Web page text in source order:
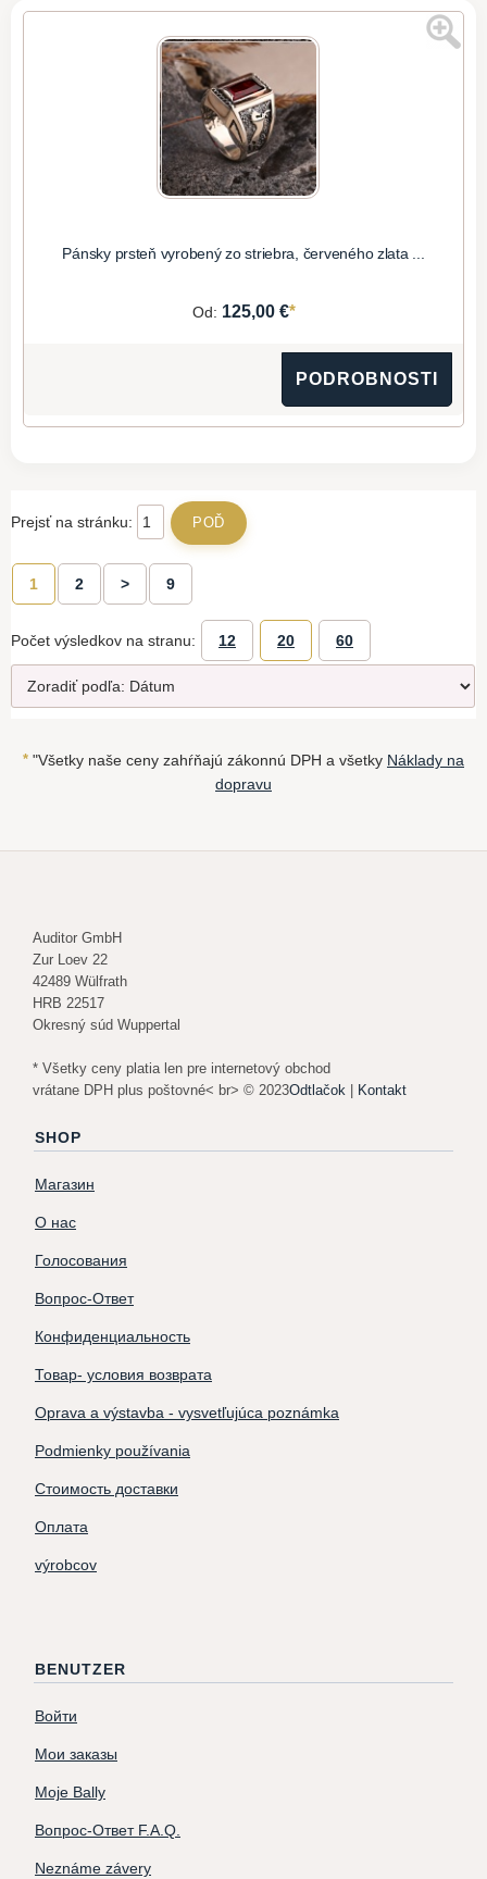
Pánsky prsteň vyrobený zo striebra, červeného zlata ...
Od: 125,00 €*
PODROBNOSTI
Prejsť na stránku:
1 2 > 9
Počet výsledkov na stranu: 12 20 60
* "Všetky naše ceny zahŕňajú zákonnú DPH a všetky Náklady na
dopravu
Auditor GmbH
Zur Loev 22
42489 Wülfrath
HRB 22517
Okresný súd Wuppertal
* Všetky ceny platia len pre internetový obchod
vrátane DPH plus poštovné< br> © 2023Odtlačok | Kontakt
SHOP
Магазин
О нас
Голосования
Вопрос-Ответ
Конфиденциальность
Товар- условия возврата
Oprava a výstavba - vysvetľujúca poznámka
Podmienky používania
Стоимость доставки
Оплата
výrobcov
BENUTZER
Войти
Мои заказы
Moje Bally
Вопрос-Ответ F.A.Q.
Neznáme závery